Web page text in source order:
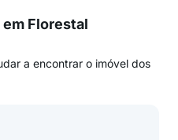
Florestal
a encontrar o imóvel dos